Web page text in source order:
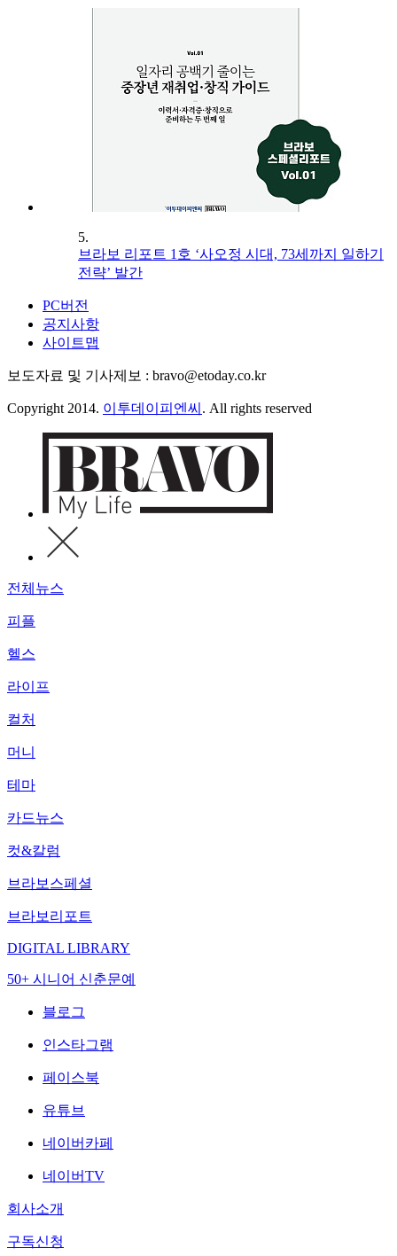
5.
브라보 리포트 1호 ‘사오정 시대, 73세까지 일하기
전략’ 발간
PC버전
공지사항
사이트맵
보도자료 및 기사제보 : bravo@etoday.co.kr
Copyright 2014. 이투데이피엔씨 . All rights reserved
전체뉴스
피플
헬스
라이프
컬처
머니
테마
카드뉴스
컷&칼럼
브라보스페셜
브라보리포트
DIGITAL LIBRARY
50+ 시니어 신춘문예
블로그
인스타그램
페이스북
유튜브
네이버카페
네이버TV
회사소개
구독신청